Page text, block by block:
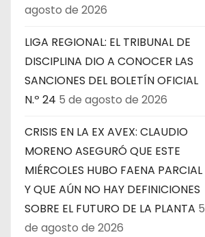
agosto de 2026
LIGA REGIONAL: EL TRIBUNAL DE
DISCIPLINA DIO A CONOCER LAS
SANCIONES DEL BOLETÍN OFICIAL
N.º 24 5 de agosto de 2026
CRISIS EN LA EX AVEX: CLAUDIO
MORENO ASEGURÓ QUE ESTE
MIÉRCOLES HUBO FAENA PARCIAL
Y QUE AÚN NO HAY DEFINICIONES
SOBRE EL FUTURO DE LA PLANTA 5
de agosto de 2026